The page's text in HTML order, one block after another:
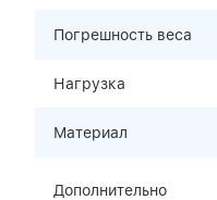
Погрешность веса
Нагрузка
Материал
Дополнительно